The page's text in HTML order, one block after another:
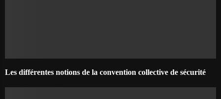
Les différentes notions de la convention collective de sécurité